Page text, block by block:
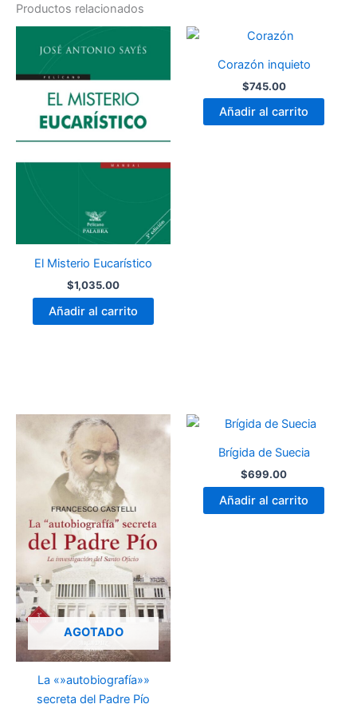
Productos relacionados
El Misterio Eucarístico
$1,035.00
Añadir al carrito
Corazón inquieto
$745.00
Añadir al carrito
AGOTADO
La «»autobiografía»»
secreta del Padre Pío
Brígida de Suecia
$699.00
Añadir al carrito